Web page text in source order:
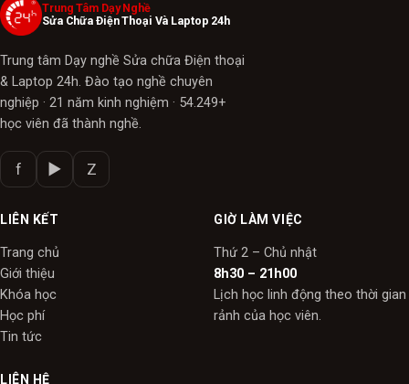
Trung Tâm Dạy Nghề
Sửa Chữa Điện Thoại Và Laptop 24h
Trung tâm Dạy nghề Sửa chữa Điện thoại
& Laptop 24h. Đào tạo nghề chuyên
nghiệp · 21 năm kinh nghiệm · 54.249+
học viên đã thành nghề.
f ▶ Z
LIÊN KẾT
Trang chủ
Giới thiệu
Khóa học
Học phí
Tin tức
GIỜ LÀM VIỆC
Thứ 2 – Chủ nhật
8h30 – 21h00
Lịch học linh động theo thời gian
rảnh của học viên.
LIÊN HỆ